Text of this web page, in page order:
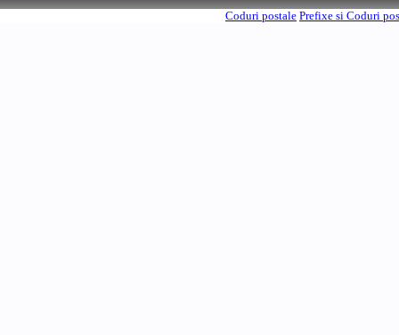
Coduri postale Prefixe si Coduri